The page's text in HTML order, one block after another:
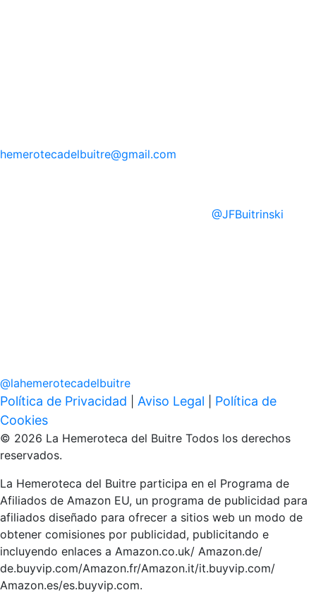
hemerotecadelbuitre@gmail.com
@JFBuitrinski
@lahemerotecadelbuitre
Política de Privacidad Aviso Legal
Política de
Cookies
© 2026 La Hemeroteca del Buitre Todos los derechos
reservados.
La Hemeroteca del Buitre participa en el Programa de
Afiliados de Amazon EU, un programa de publicidad para
afiliados diseñado para ofrecer a sitios web un modo de
obtener comisiones por publicidad, publicitando e
incluyendo enlaces a Amazon.co.uk/ Amazon.de/
de.buyvip.com/Amazon.fr/Amazon.it/it.buyvip.com/
Amazon.es/es.buyvip.com.